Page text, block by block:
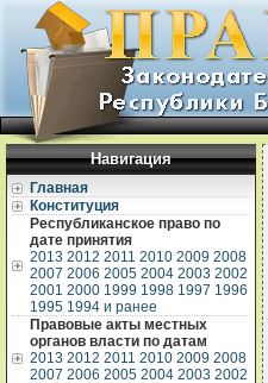
Навигация
Главная
Конституция
Республиканское право по
дате принятия
2013 2012 2011 2010 2009 2008
2007 2006 2005 2004 2003 2002
2001 2000 1999 1998 1997 1996
1995 1994 и ранее
Правовые акты местных
органов власти по датам
2013 2012 2011 2010 2009 2008
2007 2006 2005 2004 2003 2002